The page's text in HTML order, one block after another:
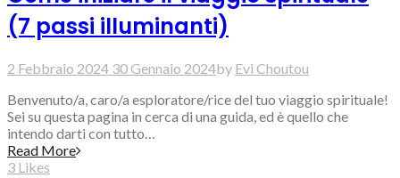
(7 passi illuminanti)
2 Febbraio 2024 30 Gennaio 2024by Evi Choutou
Benvenuto/a, caro/a esploratore/rice del tuo viaggio spirituale!
Sei su questa pagina in cerca di una guida, ed è quello che
intendo darti con tutto…
Read More
3 Likes